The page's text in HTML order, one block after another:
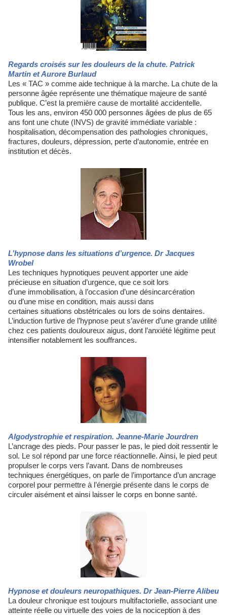
Regards croisés sur les douleurs de la chute. Patrick
Martin et Aurore Burlaud
Les « TAC » comme aide technique à la marche. La chute de la
personne âgée représente une thématique majeure de santé
publique. C’est la première cause de mortalité accidentelle.
Tous les ans, environ 450 000 personnes âgées de plus de 65
ans font une chute (INVS) de gravité immédiate variable :
hospitalisation, décompensation des pathologies chroniques,
fractures, douleurs, dépression, perte d’autonomie, entrée en
institution et décès.
L’hypnose dans les situations d’urgence. Dr Jacques
Wrobel
Les techniques hypnotiques peuvent apporter une aide
précieuse en situation d’urgence, que ce soit lors
d’une immobilisation, à l’occasion d’une désincarcération
ou d’une mise en condition, mais aussi dans
certaines situations obstétricales ou lors de soins dentaires.
L’induction furtive de l’hypnose peut s’avérer d’une grande utilité
chez ces patients douloureux aigus, dont l’anxiété légitime peut
intensifier notablement les souffrances.
Algodystrophie et respiration. Jeanne-Marie Jourdren
L’ancrage des pieds. Pour passer le pas, le pied doit ressentir le
sol. Le sol répond par une force réactionnelle. Ainsi, le pied peut
propulser le corps vers l’avant. Dans de nombreuses
techniques énergétiques, on parle de l’importance d’un ancrage
corporel pour permettre à l’énergie présente dans le corps de
circuler aisément et ainsi laisser le corps en bonne santé.
Hypnose et douleurs neuropathiques. Dr Jean-Pierre Alibeu
La douleur chronique est toujours multifactorielle, associant une
atteinte réelle ou virtuelle des voies de la nociception à des